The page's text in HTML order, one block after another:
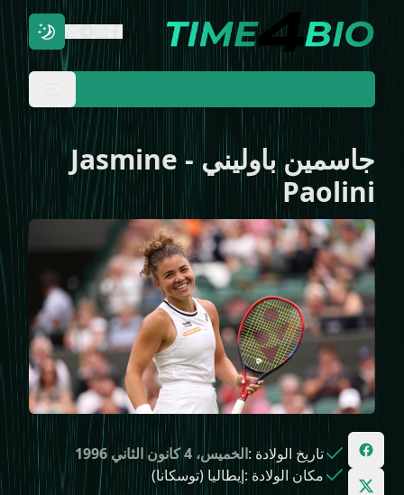
جاسمين باوليني-
Jasmine
Paolini
تاريخ الولادة :الخميس، 4 كانون الثاني 1996
مكان الولادة :إيطاليا (توسكانا)